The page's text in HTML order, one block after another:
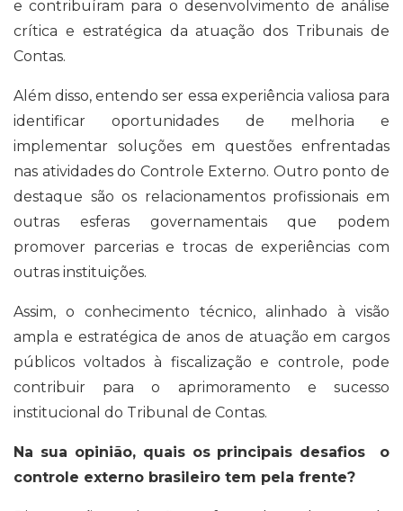
e contribuíram para o desenvolvimento de análise
crítica e estratégica da atuação dos Tribunais de
Contas.
Além disso, entendo ser essa experiência valiosa para
identificar oportunidades de melhoria e
implementar soluções em questões enfrentadas
nas atividades do Controle Externo. Outro ponto de
destaque são os relacionamentos profissionais em
outras esferas governamentais que podem
promover parcerias e trocas de experiências com
outras instituições.
Assim, o conhecimento técnico, alinhado à visão
ampla e estratégica de anos de atuação em cargos
públicos voltados à fiscalização e controle, pode
contribuir para o aprimoramento e sucesso
institucional do Tribunal de Contas.
Na sua opinião, quais os principais desafios o
controle externo brasileiro tem pela frente?